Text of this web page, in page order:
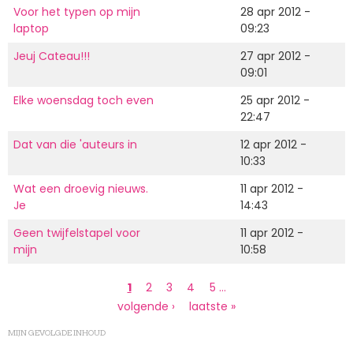
Voor het typen op mijn
laptop
28 apr 2012 -
09:23
Jeuj Cateau!!!
27 apr 2012 -
09:01
Elke woensdag toch even
25 apr 2012 -
22:47
Dat van die 'auteurs in
12 apr 2012 -
10:33
Wat een droevig nieuws.
Je
11 apr 2012 -
14:43
Geen twijfelstapel voor
mijn
11 apr 2012 -
10:58
Huidige
pagina
1 Page
2 Page
3 Page
4 Page
5 …
Volgende
volgende ›
Laatste
laatste »
MIJN GEVOLGDE INHOUD